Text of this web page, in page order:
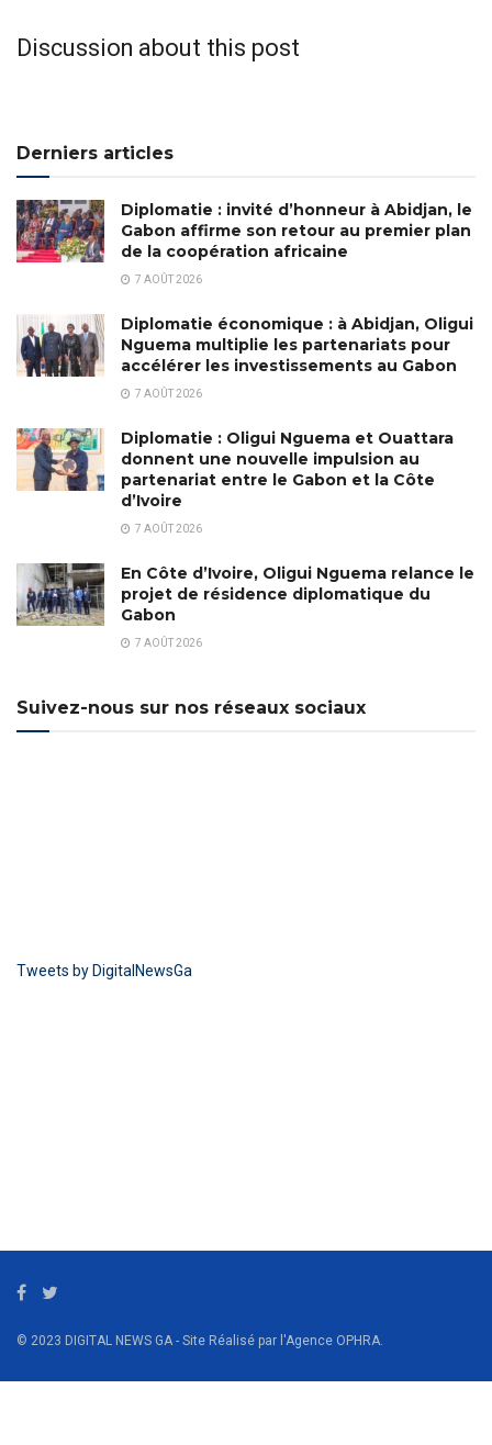
Discussion about this post
Derniers articles
Diplomatie : invité d’honneur à Abidjan, le
Gabon affirme son retour au premier plan
de la coopération africaine
7 AOÛT 2026
Diplomatie économique : à Abidjan, Oligui
Nguema multiplie les partenariats pour
accélérer les investissements au Gabon
7 AOÛT 2026
Diplomatie : Oligui Nguema et Ouattara
donnent une nouvelle impulsion au
partenariat entre le Gabon et la Côte
d’Ivoire
7 AOÛT 2026
En Côte d’Ivoire, Oligui Nguema relance le
projet de résidence diplomatique du
Gabon
7 AOÛT 2026
Suivez-nous sur nos réseaux sociaux
Tweets by DigitalNewsGa
© 2023 DIGITAL NEWS GA - Site Réalisé par l'Agence OPHRA.